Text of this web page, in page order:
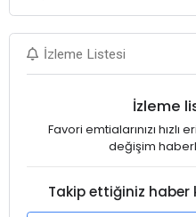
İzleme Listesi
İzleme
Favori emtialarınızı
değişim
Takip ettiğiniz